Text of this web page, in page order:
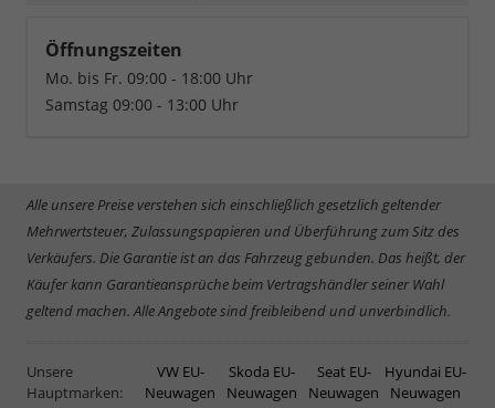
Öffnungszeiten
Mo. bis Fr. 09:00 - 18:00 Uhr
Samstag 09:00 - 13:00 Uhr
Alle unsere Preise verstehen sich einschließlich gesetzlich geltender
Mehrwertsteuer, Zulassungspapieren und Überführung zum Sitz des
Verkäufers. Die Garantie ist an das Fahrzeug gebunden. Das heißt, der
Käufer kann Garantieansprüche beim Vertragshändler seiner Wahl
geltend machen. Alle Angebote sind freibleibend und unverbindlich.
Unsere
Hauptmarken:
VW EU-
Neuwagen
Skoda EU-
Neuwagen
Seat EU-
Neuwagen
Hyundai EU-
Neuwagen